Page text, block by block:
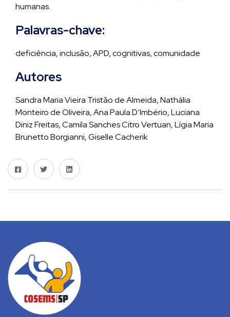
humanas.
Palavras-chave:
deficiência, inclusão, APD, cognitivas, comunidade
Autores
Sandra Maria Vieira Tristão de Almeida, Nathália
Monteiro de Oliveira, Ana Paula D’Imbério, Luciana
Diniz Freitas, Camila Sanches Citro Vertuan, Lígia Maria
Brunetto Borgianni, Giselle Cacherik